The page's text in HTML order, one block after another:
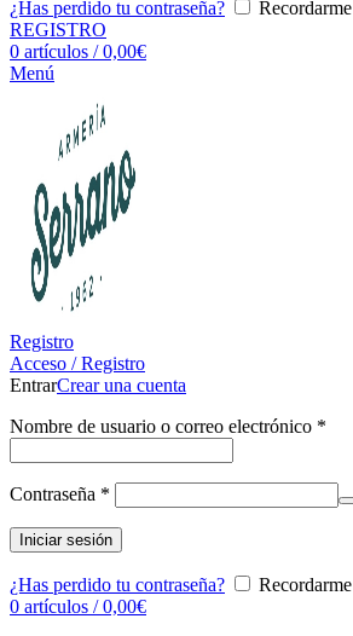
¿Has perdido tu contraseña?
Recordarme
REGISTRO
0 artículos / 0,00€
Menú
Registro
Acceso / Registro
EntrarCrear una cuenta
Nombre de usuario o correo electrónico *
Contraseña *
Iniciar sesión
¿Has perdido tu contraseña?
Recordarme
0 artículos / 0,00€